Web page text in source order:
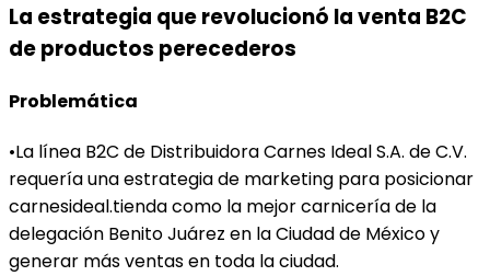
La estrategia que revolucionó la venta B2C
de productos perecederos
Problemática
•La línea B2C de Distribuidora Carnes Ideal S.A. de C.V.
requería una estrategia de marketing para posicionar
carnesideal.tienda como la mejor carnicería de la
delegación Benito Juárez en la Ciudad de México y
generar más ventas en toda la ciudad.